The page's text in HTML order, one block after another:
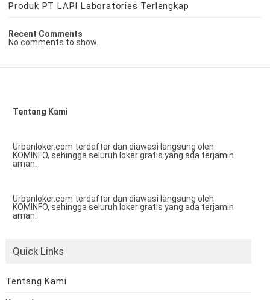
Produk PT LAPI Laboratories Terlengkap
Recent Comments
No comments to show.
Tentang Kami
Urbanloker.com terdaftar dan diawasi langsung oleh
KOMINFO, sehingga seluruh loker gratis yang ada terjamin
aman.
Urbanloker.com terdaftar dan diawasi langsung oleh
KOMINFO, sehingga seluruh loker gratis yang ada terjamin
aman.
Quick Links
Tentang Kami